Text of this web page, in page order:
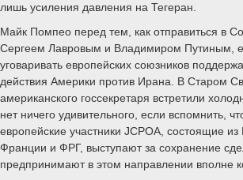
лишь усиления давления на Тегеран.
Майк Помпео перед тем, как отправиться в
Сергеем Лавровым и Владимиром Путиным,
уговаривать европейских союзников
действия Америки против Ирана. В Старом
американского госсекретаря встретили
нет ничего удивительного, если вспомнить,
европейские участники JCPOA, состоящие из
Франции и ФРГ, выступают за сохранение
предпринимают в этом направлении вполне